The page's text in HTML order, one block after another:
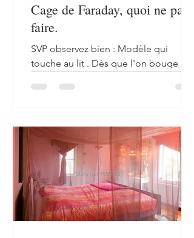
Cage de Faraday, quoi ne pas
faire.
SVP observez bien : Modèle qui
touche au lit . Dès que l'on bouge les
remonter le tissu, nuisant à...